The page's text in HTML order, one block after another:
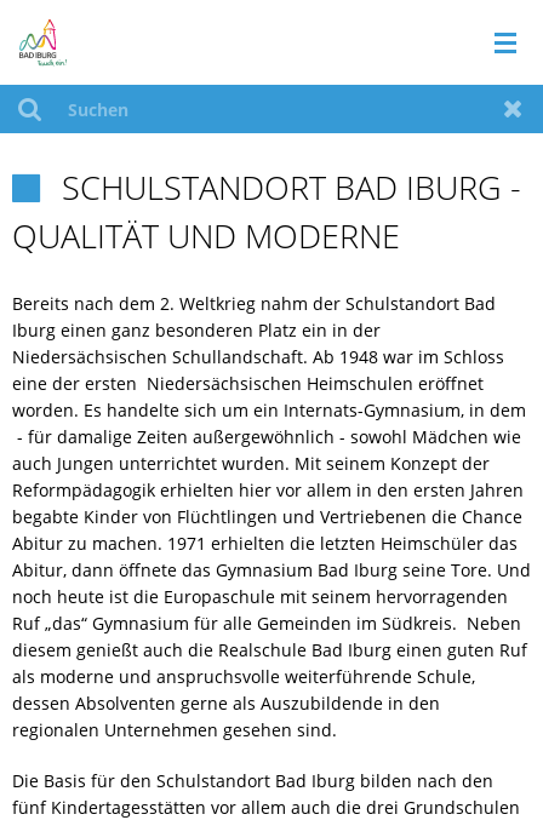
RATHAUS
LEBEN IN BAD IBURG
TOURISMUS
WIRTSCHAFT
AKTUELLES
SITEMAP
BUERGERENTSCHEID
CORONA
EHRENAMT
FLYER-AUSBILDUNG
FRAUENORT
SCHULSTANDORT BAD IBURG -
QUALITÄT UND MODERNE
Bereits nach dem 2. Weltkrieg nahm der Schulstandort Bad
Iburg einen ganz besonderen Platz ein in der
Niedersächsischen Schullandschaft. Ab 1948 war im Schloss
eine der ersten Niedersächsischen Heimschulen eröffnet
worden. Es handelte sich um ein Internats-Gymnasium, in dem
- für damalige Zeiten außergewöhnlich - sowohl Mädchen wie
auch Jungen unterrichtet wurden. Mit seinem Konzept der
Reformpädagogik erhielten hier vor allem in den ersten Jahren
begabte Kinder von Flüchtlingen und Vertriebenen die Chance
Abitur zu machen. 1971 erhielten die letzten Heimschüler das
Abitur, dann öffnete das Gymnasium Bad Iburg seine Tore. Und
noch heute ist die Europaschule mit seinem hervorragenden
Ruf „das“ Gymnasium für alle Gemeinden im Südkreis. Neben
diesem genießt auch die Realschule Bad Iburg einen guten Ruf
als moderne und anspruchsvolle weiterführende Schule,
dessen Absolventen gerne als Auszubildende in den
regionalen Unternehmen gesehen sind.
Die Basis für den Schulstandort Bad Iburg bilden nach den
fünf Kindertagesstätten vor allem auch die drei Grundschulen